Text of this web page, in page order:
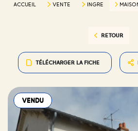
ACCUEIL VENTE INGRE
RETOUR
TÉLÉCHARGER LA FICHE
VENDU